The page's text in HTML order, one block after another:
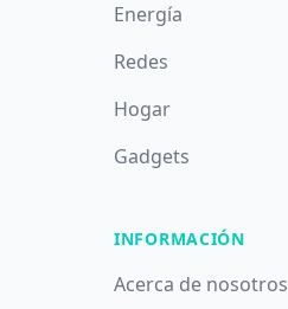
Energía
Redes
Hogar
Gadgets
INFORMACIÓN
Acerca de nosotros